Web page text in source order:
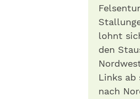
lohnt
den
Links ab
nach